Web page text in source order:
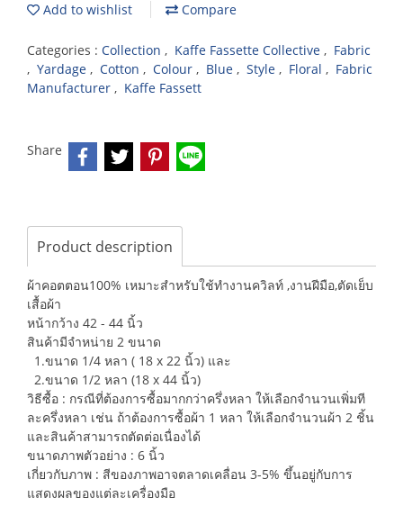
Add to wishlist Compare
Categories : Collection , Kaffe Fassette Collective , Fabric
, Yardage , Cotton , Colour , Blue , Style , Floral , Fabric
Manufacturer , Kaffe Fassett
Share
Product description
ผ้าคอตตอน100% เหมาะสำหรับใช้ทำงานควิลท์ ,งานฝีมือ,ตัดเย็บ
เสื้อผ้า
หน้ากว้าง 42 - 44 นิ้ว
สินค้ามีจำหน่าย 2 ขนาด
1.ขนาด 1/4 หลา ( 18 x 22 นิ้ว) และ
2.ขนาด 1/2 หลา (18 x 44 นิ้ว)
วิธีซื้อ : กรณีที่ต้องการซื้อมากกว่าครึ่งหลา ให้เลือกจำนวนเพิ่มที
ละครึ่งหลา เช่น ถ้าต้องการซื้อผ้า 1 หลา ให้เลือกจำนวนผ้า 2 ชิ้น
และสินค้าสามารถตัดต่อเนื่องได้
ขนาดภาพตัวอย่าง : 6 นิ้ว
เกี่ยวกับภาพ : สีของภาพอาจตลาดเคลื่อน 3-5% ขึ้นอยู่กับการ
แสดงผลของแต่ละเครื่องมือ